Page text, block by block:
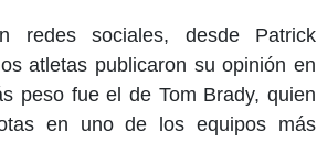
redes sociales, desde Patrick
atletas publicaron su opinión en
peso fue el de Tom Brady, quien
en uno de los equipos más